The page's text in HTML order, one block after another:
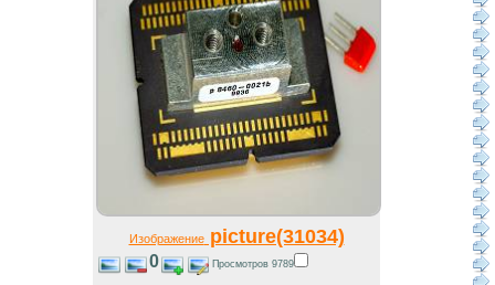
Изображениеpicture(31034)
0 Просмотров 9789